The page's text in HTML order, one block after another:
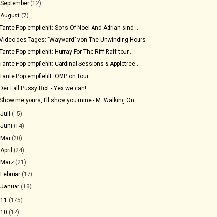
September (12)
August (7)
Tante Pop empfiehlt: Sons Of Noel And Adrian sind ...
Video des Tages: "Wayward" von The Unwinding Hours
Tante Pop empfiehlt: Hurray For The Riff Raff tour...
Tante Pop empfiehlt: Cardinal Sessions & Appletree...
Tante Pop empfiehlt: OMP on Tour
Der Fall Pussy Riot - Yes we can!
Show me yours, I'll show you mine - M. Walking On ...
Juli (15)
Juni (14)
Mai (20)
April (24)
März (21)
Februar (17)
Januar (18)
(175)
(12)